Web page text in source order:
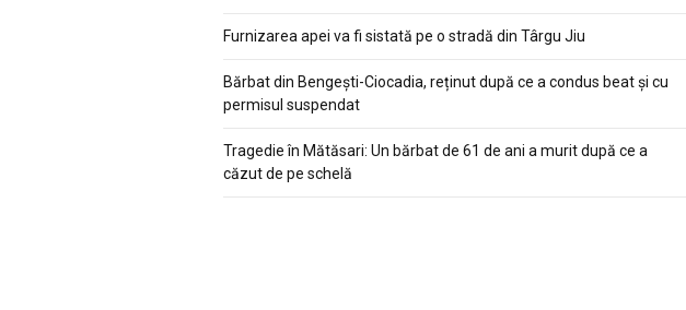
Furnizarea apei va fi sistată pe o stradă din Târgu Jiu
Bărbat din Bengești-Ciocadia, reținut după ce a condus beat și cu
permisul suspendat
Tragedie în Mătăsari: Un bărbat de 61 de ani a murit după ce a
căzut de pe schelă